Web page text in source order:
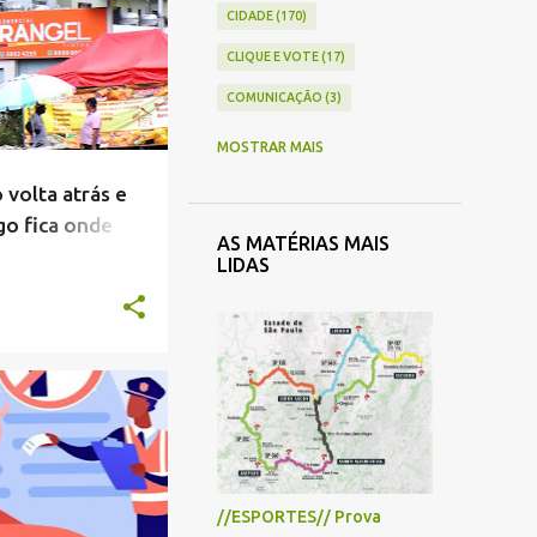
volta atrás e
fica onde
+2
CIDADE 170
CLIQUE E VOTE 17
COMUNICAÇÃO 3
CULTURA
ENQUETE 5
ENTREVISTA 13
ESPECIAL 7
MOSTRAR MAIS
AS MATÉRIAS MAIS
LIDAS
//ESPORTES// Prova